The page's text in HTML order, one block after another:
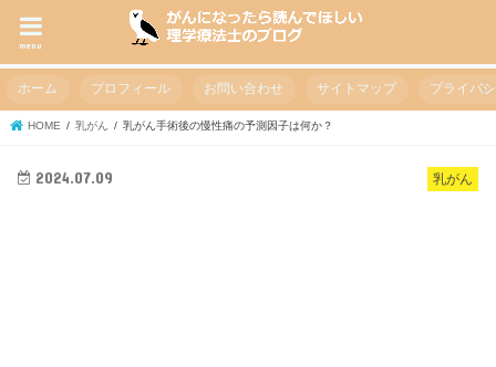
menu
ホーム プロフィール お問い合わせ サイトマップ プライバ
HOME 乳がん 乳がん手術後の慢性痛の予測因子は何か？
乳がん
2024.07.09